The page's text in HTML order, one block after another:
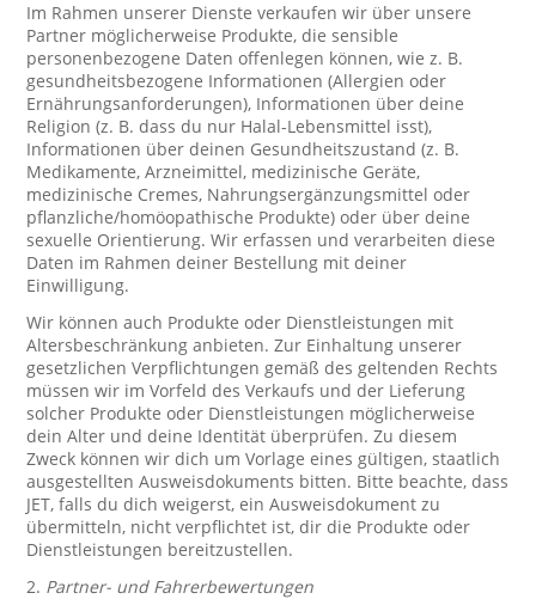
Im Rahmen unserer Dienste verkaufen wir über unsere
Partner möglicherweise Produkte, die sensible
personenbezogene Daten offenlegen können, wie z. B.
gesundheitsbezogene Informationen (Allergien oder
Ernährungsanforderungen), Informationen über deine
Religion (z. B. dass du nur Halal-Lebensmittel isst),
Informationen über deinen Gesundheitszustand (z. B.
Medikamente, Arzneimittel, medizinische Geräte,
medizinische Cremes, Nahrungsergänzungsmittel oder
pflanzliche/homöopathische Produkte) oder über deine
sexuelle Orientierung. Wir erfassen und verarbeiten diese
Daten im Rahmen deiner Bestellung mit deiner
Einwilligung.
Wir können auch Produkte oder Dienstleistungen mit
Altersbeschränkung anbieten. Zur Einhaltung unserer
gesetzlichen Verpflichtungen gemäß des geltenden Rechts
müssen wir im Vorfeld des Verkaufs und der Lieferung
solcher Produkte oder Dienstleistungen möglicherweise
dein Alter und deine Identität überprüfen. Zu diesem
Zweck können wir dich um Vorlage eines gültigen, staatlich
ausgestellten Ausweisdokuments bitten. Bitte beachte, dass
JET, falls du dich weigerst, ein Ausweisdokument zu
übermitteln, nicht verpflichtet ist, dir die Produkte oder
Dienstleistungen bereitzustellen.
2. Partner- und Fahrerbewertungen